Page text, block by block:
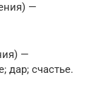
—
—
дар; счастье.